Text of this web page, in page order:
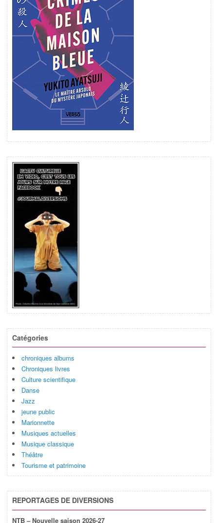
Catégories
chroniques albums
Chroniques livres
Culture scientifique
Danse
Jazz
jeune public
Marionnette
Musiques actuelles
Musique classique
Théâtre
Tourisme et patrimoine
REPORTAGES DE DIVERSIONS
NTB – Nouvelle saison 2026-27